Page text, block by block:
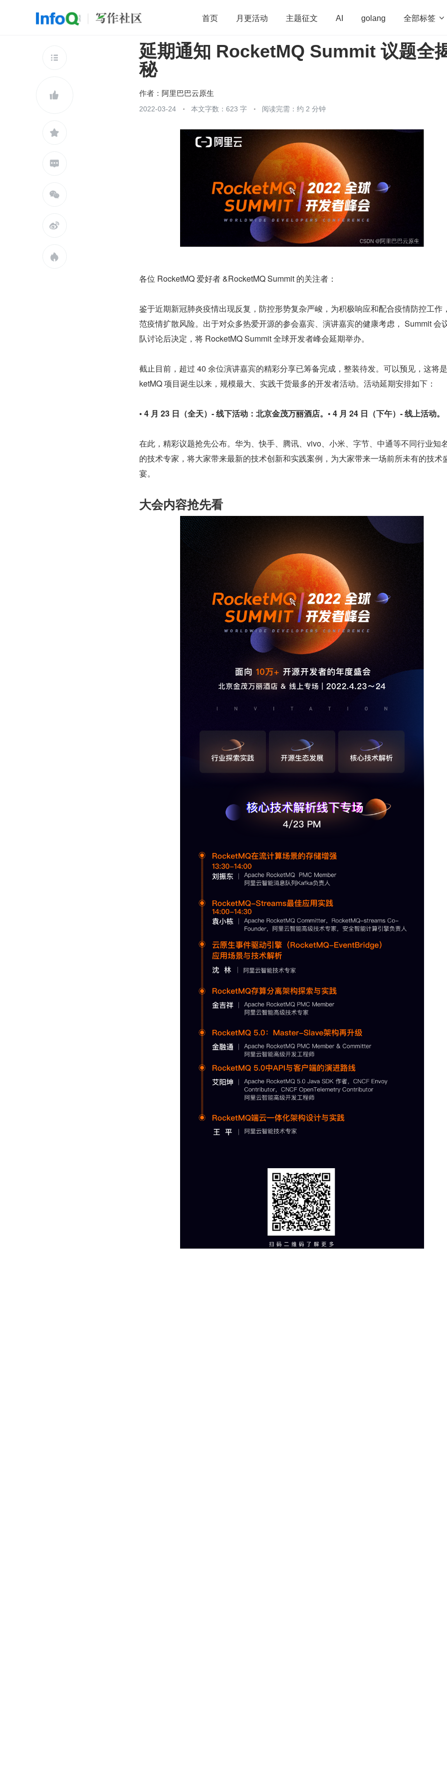
首页 月更活动 主题征文 AI golang 全部标签 
开源 架构 OpenHarmony 算法 学习方法 Web3.0 高
查看更多







延期通知 RocketMQ Summit 议题全
秘
作者： 阿里巴巴云原生
2022-03-24 本文字数：623 字 阅读完需：约 2 分钟
各位 RocketMQ 爱好者 &RocketMQ Summit 的关注者：
鉴于近期新冠肺炎疫情出现反复，防控形势复杂严峻，为积极响应和配合疫情防控工作
范疫情扩散风险。出于对众多热爱开源的参会嘉宾、演讲嘉宾的健康考虑， Summit 会
队讨论后决定，将 RocketMQ Summit 全球开发者峰会延期举办。
截止目前，超过 40 余位演讲嘉宾的精彩分享已筹备完成，整装待发。可以预见，这将
ketMQ 项目诞生以来，规模最大、实践干货最多的开发者活动。活动延期安排如下：
• 4 月 23 日（全天）- 线下活动：北京金茂万丽酒店。 • 4 月 24 日（下午）- 线上活动。
在此，精彩议题抢先公布。华为、快手、腾讯、vivo、小米、字节、中通等不同行业知
的技术专家，将大家带来最新的技术创新和实践案例，为大家带来一场前所未有的技术
宴。
大会内容抢先看